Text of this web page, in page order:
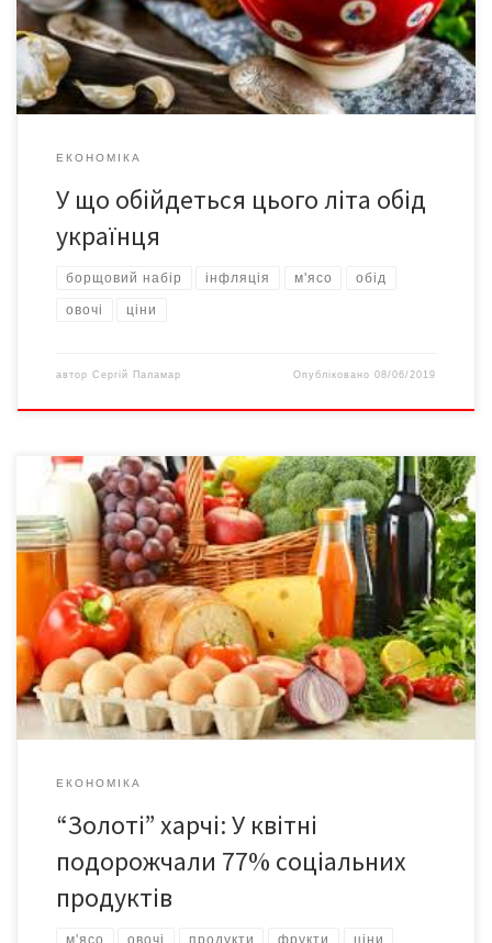
відомостями Держстату підрахували, скільки це вартує та як
змінилися […]
ЕКОНОМІКА
У що обійдеться цього літа обід
українця
борщовий набір інфляція м'ясо обід
овочі ціни
автор Сергій Паламар Опубліковано08/06/2019
У квітні подорожчали 77% соціальних продуктів. Лідером
подорожчання стала капуста. Додала 43,3% до ціни. Цибуля
зросла на 29,7%, буряк – 16,7%, морква – 14,9%. Пшоно додало
14,8%, передає Держстат. “Коли ціна на овочі в Україні була
значно нижче за європейську, то коливання вартості було
пов’язано з декількома причинами, головною серед […]
ЕКОНОМІКА
“Золоті” харчі: У квітні
подорожчали 77% соціальних
продуктів
м'ясо овочі продукти фрукти ціни